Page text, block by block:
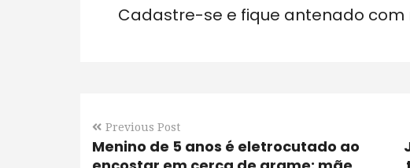
Cadastre-se e fique antenado
Previous Post
Menino de 5 anos é eletrocutado ao